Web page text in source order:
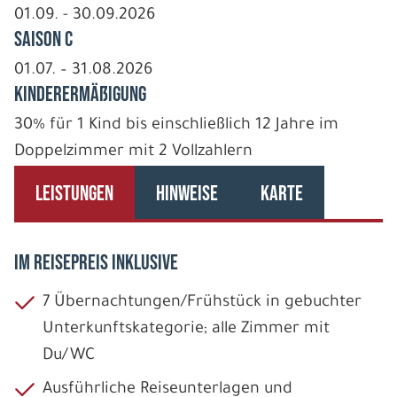
01.09. - 30.09.2026
Saison C
01.07. – 31.08.2026
Kinderermäßigung
30% für 1 Kind bis einschließlich 12 Jahre im
Doppelzimmer mit 2 Vollzahlern
LEISTUNGEN HINWEISE KARTE
IM REISEPREIS INKLUSIVE
7 Übernachtungen/Frühstück in gebuchter
Unterkunftskategorie; alle Zimmer mit
Du/WC
Ausführliche Reiseunterlagen und